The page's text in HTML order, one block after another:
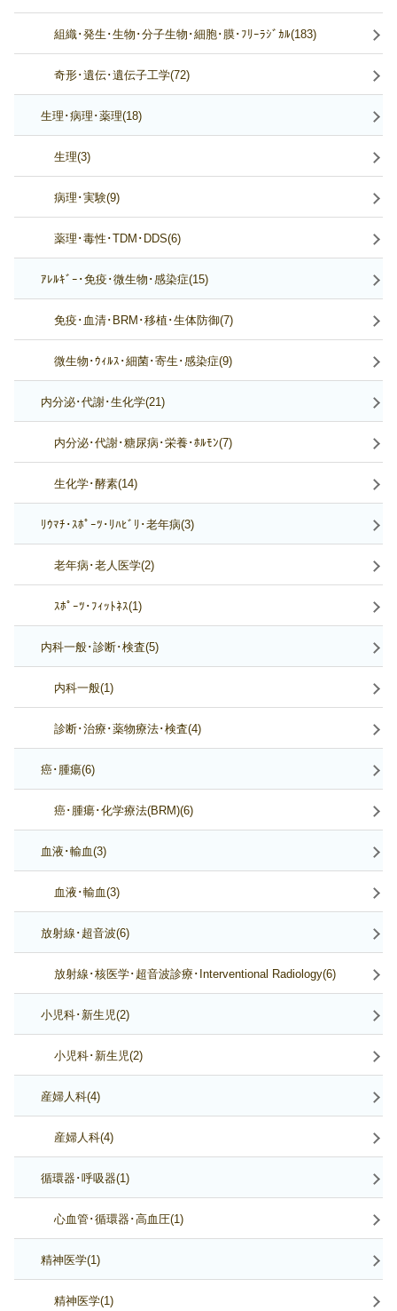
組織･発生･生物･分子生物･細胞･膜･ﾌﾘｰﾗｼﾞｶﾙ(183)
奇形･遺伝･遺伝子工学(72)
生理･病理･薬理(18)
生理(3)
病理･実験(9)
薬理･毒性･TDM･DDS(6)
ｱﾚﾙｷﾞｰ･免疫･微生物･感染症(15)
免疫･血清･BRM･移植･生体防御(7)
微生物･ｳｨﾙｽ･細菌･寄生･感染症(9)
内分泌･代謝･生化学(21)
内分泌･代謝･糖尿病･栄養･ﾎﾙﾓﾝ(7)
生化学･酵素(14)
ﾘｳﾏﾁ･ｽﾎﾟｰﾂ･ﾘﾊﾋﾞﾘ･老年病(3)
老年病･老人医学(2)
ｽﾎﾟｰﾂ･ﾌｨｯﾄﾈｽ(1)
内科一般･診断･検査(5)
内科一般(1)
診断･治療･薬物療法･検査(4)
癌･腫瘍(6)
癌･腫瘍･化学療法(BRM)(6)
血液･輸血(3)
血液･輸血(3)
放射線･超音波(6)
放射線･核医学･超音波診療･Interventional Radiology(6)
小児科･新生児(2)
小児科･新生児(2)
産婦人科(4)
産婦人科(4)
循環器･呼吸器(1)
心血管･循環器･高血圧(1)
精神医学(1)
精神医学(1)